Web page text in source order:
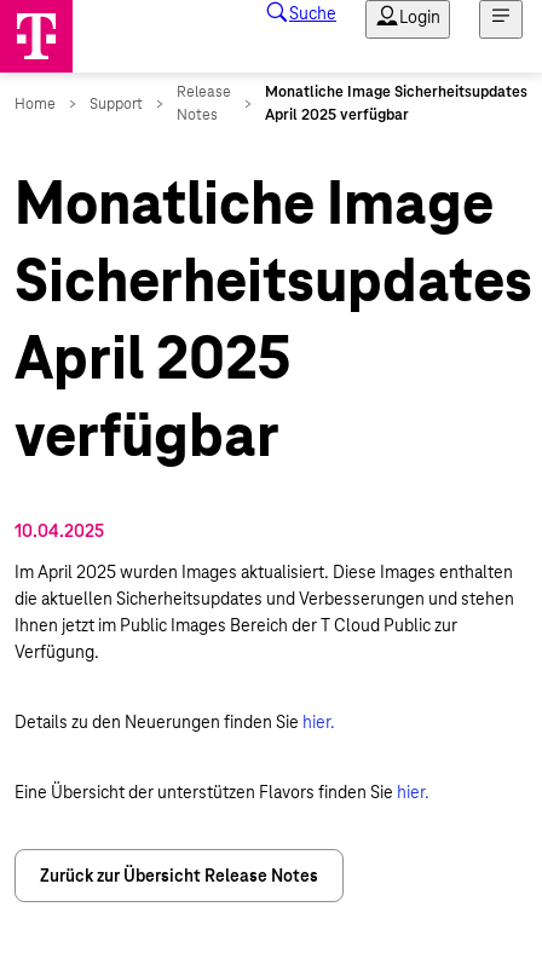
Monatliche Image
Sicherheitsupdates
April 2025
verfügbar
10.04.2025
Im April 2025 wurden Images aktualisiert. Diese Images enthalten
die aktuellen Sicherheitsupdates und Verbesserungen und stehen
Ihnen jetzt im Public Images Bereich der T Cloud Public zur
Verfügung.
Details zu den Neuerungen finden Sie hier.
Eine Übersicht der unterstützen Flavors finden Sie hier.
Zurück zur Übersicht Release Notes